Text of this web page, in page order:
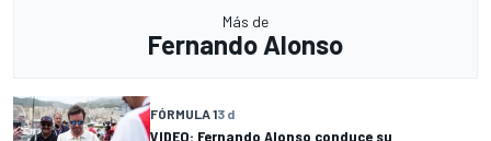
Más de
Fernando Alonso
FÓRMULA 13 d
VIDEO: Fernando Alonso conduce su